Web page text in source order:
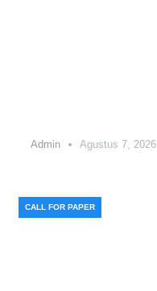
Admin Agustus 7, 2026
CALL FOR PAPER